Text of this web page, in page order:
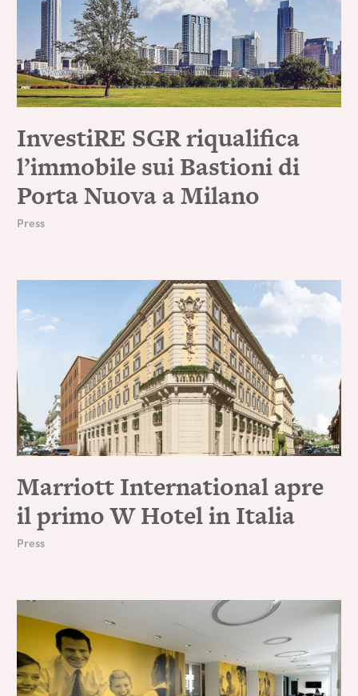
InvestiRE SGR riqualifica
l’immobile sui Bastioni di
Porta Nuova a Milano
Press
Marriott International apre
il primo W Hotel in Italia
Press